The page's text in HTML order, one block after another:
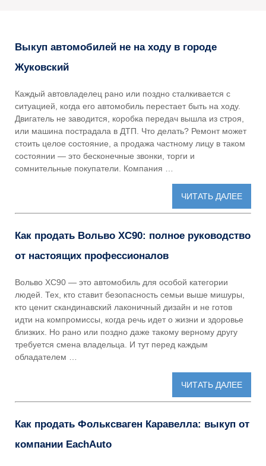
Выкуп автомобилей не на ходу в городе
Жуковский
Каждый автовладелец рано или поздно сталкивается с
ситуацией, когда его автомобиль перестает быть на ходу.
Двигатель не заводится, коробка передач вышла из строя,
или машина пострадала в ДТП. Что делать? Ремонт может
стоить целое состояние, а продажа частному лицу в таком
состоянии — это бесконечные звонки, торги и
сомнительные покупатели. Компания …
ЧИТАТЬ ДАЛЕЕ
Как продать Вольво XC90: полное руководство
от настоящих профессионалов
Вольво XC90 — это автомобиль для особой категории
людей. Тех, кто ставит безопасность семьи выше мишуры,
кто ценит скандинавский лаконичный дизайн и не готов
идти на компромиссы, когда речь идет о жизни и здоровье
близких. Но рано или поздно даже такому верному другу
требуется смена владельца. И тут перед каждым
обладателем …
ЧИТАТЬ ДАЛЕЕ
Как продать Фольксваген Каравелла: выкуп от
компании EachAuto